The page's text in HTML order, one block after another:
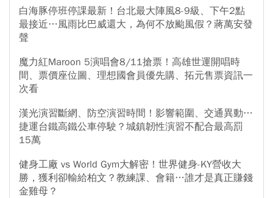
白海豚停班停課最新！台北最大陣風8-9級、下午2點
最接近…風雨比巴威還大，為何不放颱風假？蔣萬安發
聲
魔力紅Maroon 5演唱會8/11搶票！高雄世運開唱時
間、票價座位圖、理想國會員優先購、拓元售票資訊一
次看
漢光演習斷網、防空演習時間！影響範圍、交通異動…
捷運台鐵高鐵公車停駛？城鎮韌性演習不配合最高罰
15萬
健身工廠 vs World Gym大解密！世界健身-KY營收大
勝，獲利卻輸給柏文？教練課、會籍…誰才是真正賺錢
金雞母？